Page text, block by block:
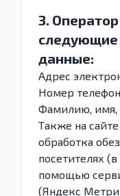
3.
следующие
данные:
Адрес
Номер
Фамилию, имя,
Также на
обработка
посетителях
помощью
(Яндекс